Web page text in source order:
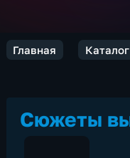
Главная Каталог
Сюжеты